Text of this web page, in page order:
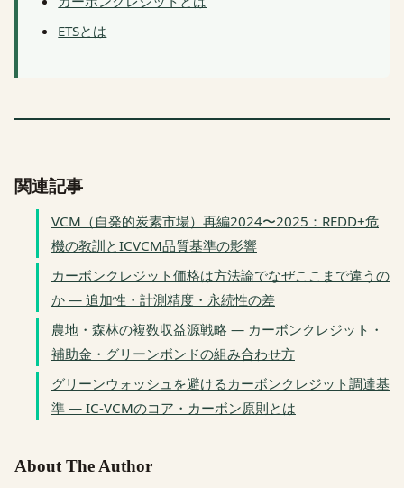
ETSとは
関連記事
VCM（自発的炭素市場）再編2024〜2025：REDD+危
機の教訓とICVCM品質基準の影響
カーボンクレジット価格は方法論でなぜここまで違うの
か — 追加性・計測精度・永続性の差
農地・森林の複数収益源戦略 — カーボンクレジット・
補助金・グリーンボンドの組み合わせ方
グリーンウォッシュを避けるカーボンクレジット調達基
準 — IC-VCMのコア・カーボン原則とは
About The Author